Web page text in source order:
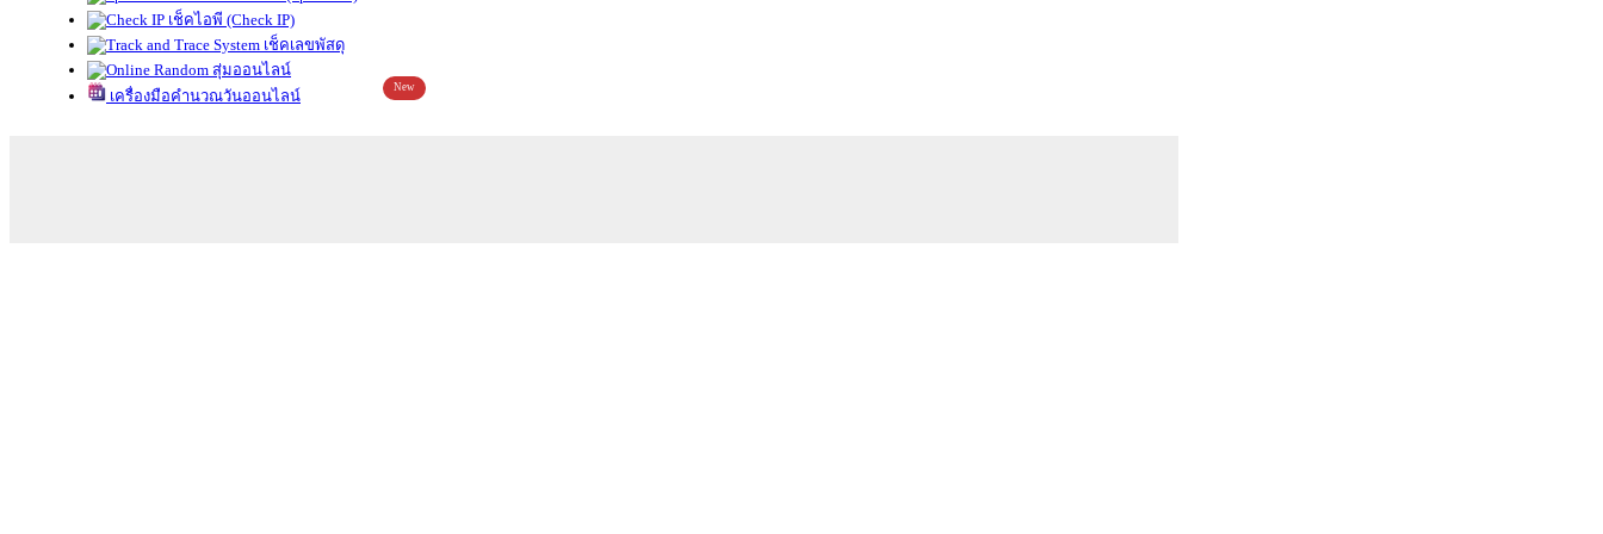
เช็คไอพี (Check IP)
เช็คเลขพัสดุ
สุ่มออนไลน์
เครื่องมือคำนวณวันออนไลน์
New